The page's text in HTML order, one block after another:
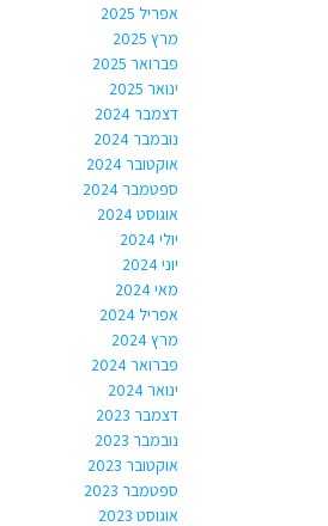
אפריל 2025
מרץ 2025
פברואר 2025
ינואר 2025
דצמבר 2024
נובמבר 2024
אוקטובר 2024
ספטמבר 2024
אוגוסט 2024
יולי 2024
יוני 2024
מאי 2024
אפריל 2024
מרץ 2024
פברואר 2024
ינואר 2024
דצמבר 2023
נובמבר 2023
אוקטובר 2023
ספטמבר 2023
אוגוסט 2023